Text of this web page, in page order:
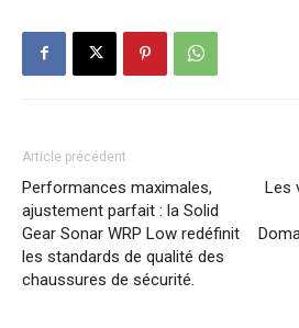
Article précédent
Performances maximales,
ajustement parfait : la Solid
Gear Sonar WRP Low redéfinit
les standards de qualité des
chaussures de sécurité.
Les